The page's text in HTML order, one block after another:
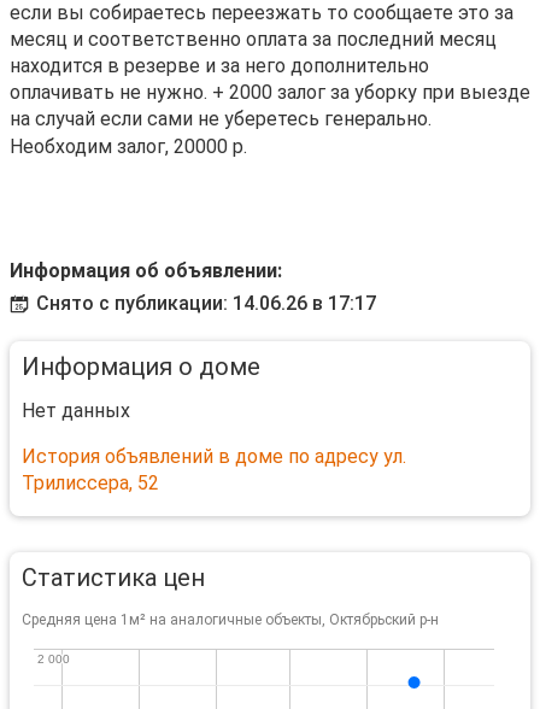
если вы собираетесь переезжать то сообщаете это за
месяц и соответственно оплата за последний месяц
находится в резерве и за него дополнительно
оплачивать не нужно. + 2000 залог за уборку при выезде
на случай если сами не уберетесь генерально.
Необходим залог, 20000 р.
Информация об объявлении:
Снято с публикации: 14.06.26 в 17:17
Информация о доме
Нет данных
История объявлений в доме по адресу ул.
Трилиссера, 52
Статистика цен
Средняя цена 1м² на аналогичные объекты, Октябрьский р-н
2 000
2 000